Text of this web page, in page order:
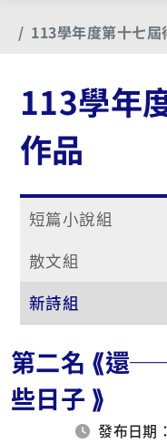
113學年度第十七屆
113學年
作品
短篇小說組
散文組
新詩組
第二名 ⟪還
些日子 ⟫
發布日期